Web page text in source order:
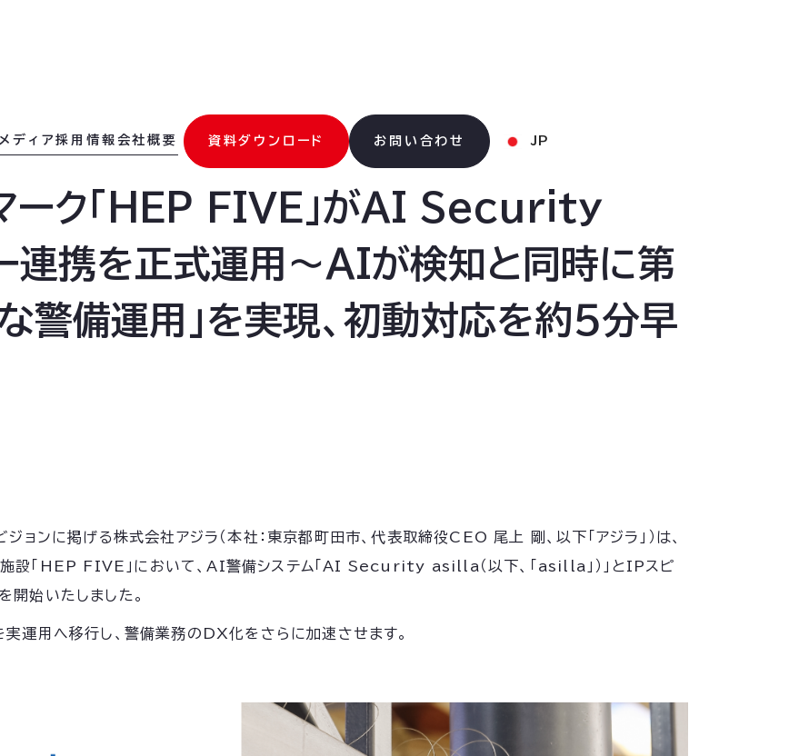
メディア採用情報 会社概要 資料ダウンロード お問い合わせ JP
ーク「HEP FIVE」がAI Security
携を正式運用〜AIが検知と同時に第
警備運用」を実現、初動対応を約5分早
ョンに掲げる株式会社アジラ（本社：東京都町田市、代表取締役CEO 尾上 剛、以下「アジラ」）は、
設「HEP FIVE」において、AI警備システム「AI Security asilla（以下、「asilla」）」とIPスピ
始いたしました。
運用へ移行し、警備業務のDX化をさらに加速させます。